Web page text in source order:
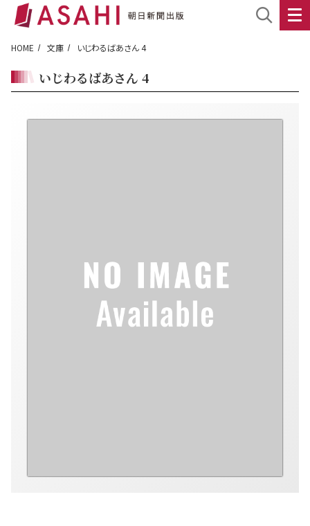
HOME 文庫 いじわるばあさん 4
いじわるばあさん 4